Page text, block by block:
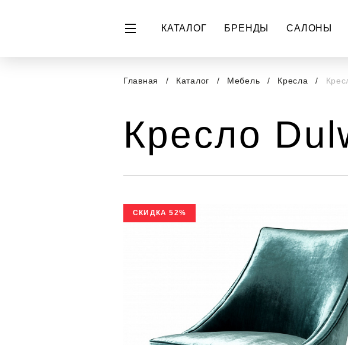
КАТАЛОГ БРЕНДЫ САЛОНЫ
Главная Каталог Мебель Кресла
Кресло
СКИДКА 52%